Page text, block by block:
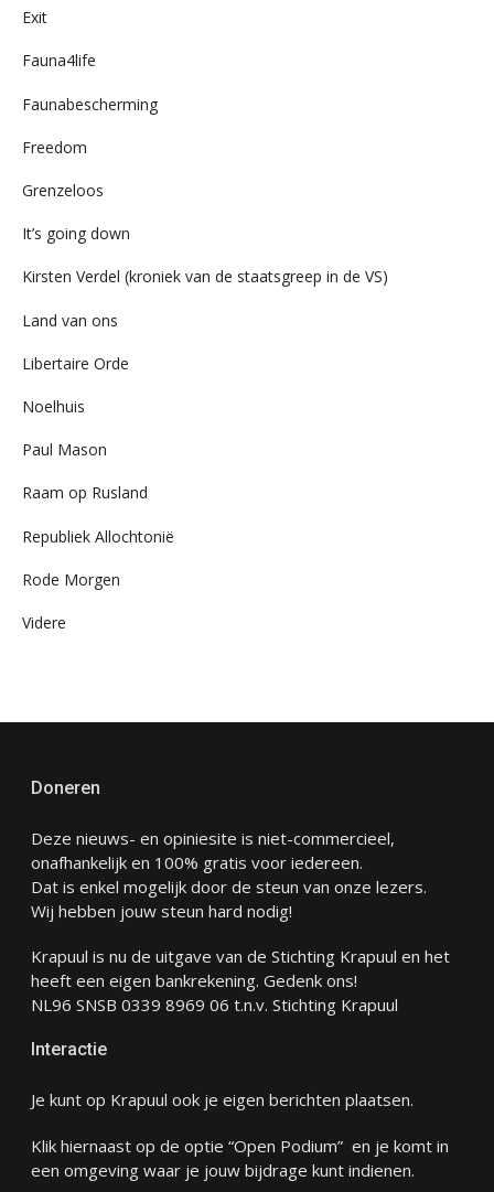
Exit
Fauna4life
Faunabescherming
Freedom
Grenzeloos
It’s going down
Kirsten Verdel (kroniek van de staatsgreep in de VS)
Land van ons
Libertaire Orde
Noelhuis
Paul Mason
Raam op Rusland
Republiek Allochtonië
Rode Morgen
Videre
Doneren
Deze nieuws- en opiniesite is niet-commercieel,
onafhankelijk en 100% gratis voor iedereen.
Dat is enkel mogelijk door de steun van onze lezers.
Wij hebben jouw steun hard nodig!
Krapuul is nu de uitgave van de Stichting Krapuul en het
heeft een eigen bankrekening. Gedenk ons!
NL96 SNSB 0339 8969 06 t.n.v. Stichting Krapuul
Interactie
Je kunt op Krapuul ook je eigen berichten plaatsen.
Klik hiernaast op de optie “Open Podium” en je komt in
een omgeving waar je jouw bijdrage kunt indienen.